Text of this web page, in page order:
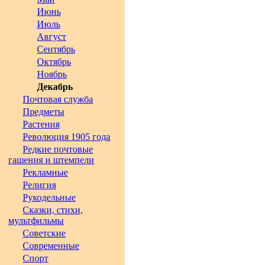
Июнь
Июль
Август
Сентябрь
Октябрь
Ноябрь
Декабрь
Почтовая служба
Предметы
Растения
Революция 1905 года
Редкие почтовые
гашения и штемпели
Рекламные
Религия
Рукодельные
Сказки, стихи,
мультфильмы
Советские
Современные
Спорт